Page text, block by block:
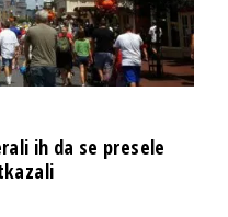
ih da se presele